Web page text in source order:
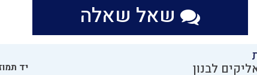
שאל שאלה
לבנון יד